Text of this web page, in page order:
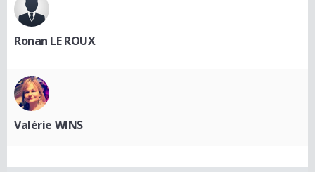
Ronan LE ROUX
Valérie WINS